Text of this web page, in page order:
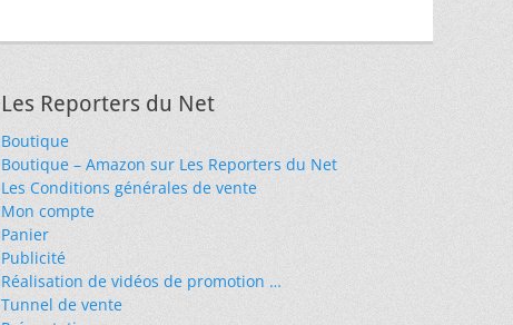
Les Reporters du Net
Boutique
Boutique – Amazon sur Les Reporters du Net
Les Conditions générales de vente
Mon compte
Panier
Publicité
Réalisation de vidéos de promotion …
Tunnel de vente